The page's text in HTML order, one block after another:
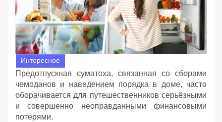
Интересное
Предотпускная суматоха, связанная со сборами
чемоданов и наведением порядка в доме, часто
оборачивается для путешественников серьёзными
и совершенно неоправданными финансовыми
потерями.